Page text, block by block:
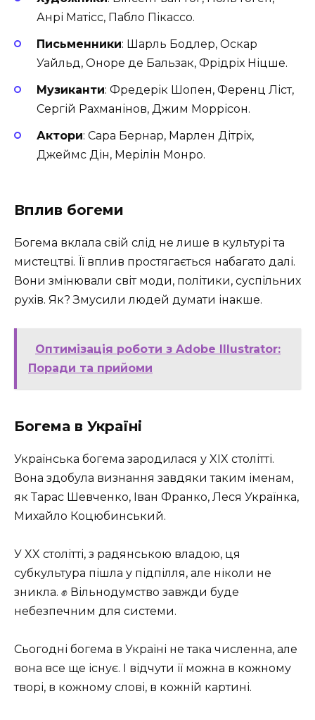
Анрі Матісс, Пабло Пікассо.
Письменники: Шарль Бодлер, Оскар
Уайльд, Оноре де Бальзак, Фрідріх Ніцше.
Музиканти: Фредерік Шопен, Ференц Ліст,
Сергій Рахманінов, Джим Моррісон.
Актори: Сара Бернар, Марлен Дітріх,
Джеймс Дін, Мерілін Монро.
Вплив богеми
Богема вклала свій слід не лише в культурі та
мистецтві. Її вплив простягається набагато далі.
Вони змінювали світ моди, політики, суспільних
рухів. Як? Змусили людей думати інакше.
Оптимізація роботи з Adobe Illustrator:
Поради та прийоми
Богема в Україні
Українська богема зародилася у XIX столітті.
Вона здобула визнання завдяки таким іменам,
як Тарас Шевченко, Іван Франко, Леся Українка,
Михайло Коцюбинський.
У XX столітті, з радянською владою, ця
субкультура пішла у підпілля, але ніколи не
зникла. ✊ Вільнодумство завжди буде
небезпечним для системи.
Сьогодні богема в Україні не така численна, але
вона все ще існує. І відчути її можна в кожному
творі, в кожному слові, в кожній картині.